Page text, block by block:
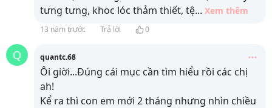
tưng tưng, khoc lóc thảm thiết, tệ... Xem thêm
13 năm trước Trả lời 0
Q quantc.68
Ôi giời...Đúng cái mục cần tìm hiểu rồi các chị
ah!
Kể ra thì con em mới 2 tháng nhưng nhìn chiều